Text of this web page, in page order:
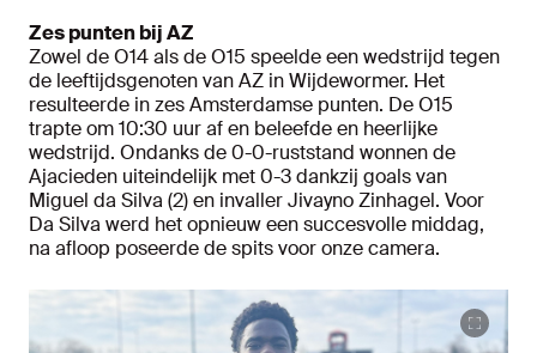
Zes punten bij AZ
Zowel de O14 als de O15 speelde een wedstrijd tegen
de leeftijdsgenoten van AZ in Wijdewormer. Het
resulteerde in zes Amsterdamse punten. De O15
trapte om 10:30 uur af en beleefde en heerlijke
wedstrijd. Ondanks de 0-0-ruststand wonnen de
Ajacieden uiteindelijk met 0-3 dankzij goals van
Miguel da Silva (2) en invaller Jivayno Zinhagel. Voor
Da Silva werd het opnieuw een succesvolle middag,
na afloop poseerde de spits voor onze camera.